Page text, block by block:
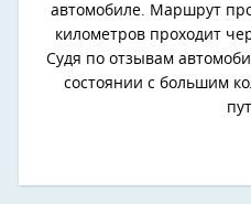
автомобиле. Маршрут
километров проходит
Судя по отзывам
состоянии с большим